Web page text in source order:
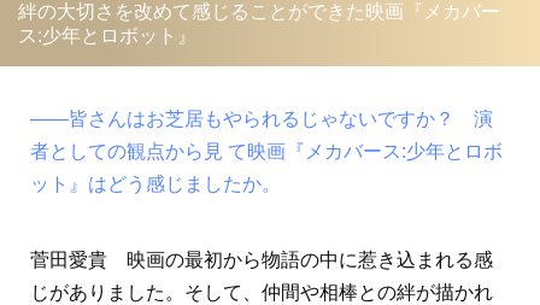
絆の大切さを改めて感じることができた映画『メカバー
ス:少年とロボット』
――皆さんはお芝居もやられるじゃないですか？ 演
者としての観点から見 て映画『メカバース:少年とロボ
ット』はどう感じましたか。
菅田愛貴 映画の最初から物語の中に惹き込まれる感
じがありました。そして、仲間や相棒との絆が描かれ